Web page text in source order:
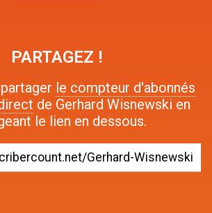
PARTAGEZ !
le compteur d'abonnés
de Gerhard Wisnewski en
le lien en dessous.